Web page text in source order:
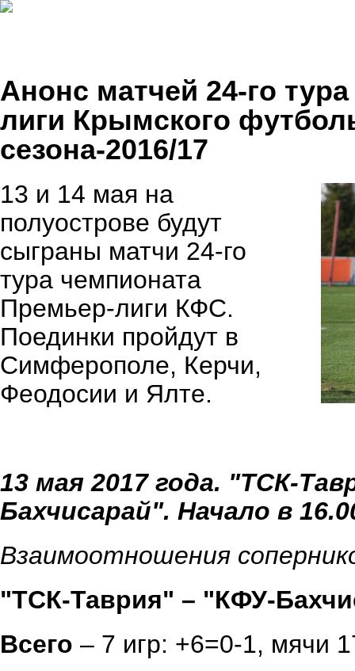
Анонс матчей 24-го
лиги Крымского
сезона-2016/17
13 и 14 мая на
полуострове будут
сыграны матчи 24-го
тура чемпионата
Премьер-лиги КФС.
Поединки пройдут в
Симферополе, Керчи,
Феодосии и Ялте.
13 мая 2017 года. "ТСК-
Бахчисарай". Начало в
Взаимоотношения
"ТСК-Таврия" – "КФУ-
Всего – 7 игр: +6=0-1, мячи